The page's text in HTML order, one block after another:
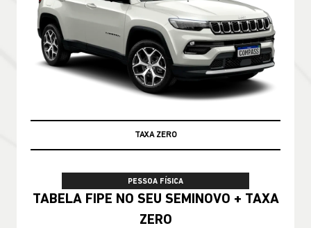
TAXA ZERO
PESSOA FÍSICA
TABELA FIPE NO SEU SEMINOVO + TAXA
ZERO